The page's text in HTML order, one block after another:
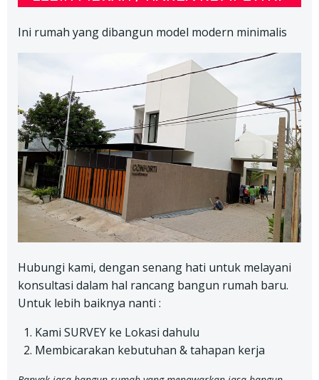
Ini rumah yang dibangun model modern minimalis
Hubungi kami, dengan senang hati untuk melayani
konsultasi dalam hal rancang bangun rumah baru.
Untuk lebih baiknya nanti :
Kami SURVEY ke Lokasi dahulu
Membicarakan kebutuhan & tahapan kerja